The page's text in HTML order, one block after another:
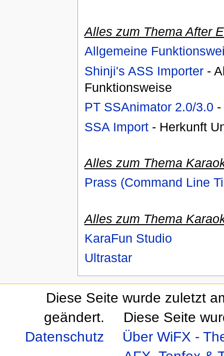
Alles zum Thema After
Allgemeine
Shinji's ASS Importer-
Funktionsweise
PT SSAnimator 2.0/3.0
SSA Import- Herkunft
Alles zum Thema
Prass (Command Line
Alles zum Thema
KaraFun Studio
Ultrastar
Diese Seite wurde zuletzt
geändert.
Diese Seite
Datenschutz
Über WiFX -